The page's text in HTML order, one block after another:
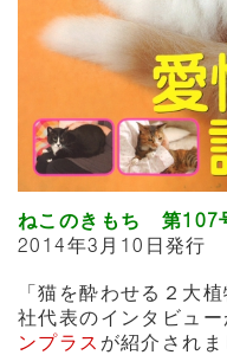
ねこのきもち 第107
2014年3月10日発行
「猫を酔わせる２大
社代表のインタビュ
ンプラス が紹介されま